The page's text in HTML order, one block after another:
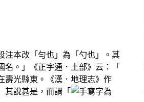
注本改「勻也」為「勺也」。其
名。」《正字通．土部》云：「
壽光縣東。《漢．地理志》作
其說甚是，而謂「 為